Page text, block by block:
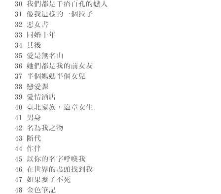
30 我們都是千瘡百孔的戀人
31 像我這樣的一個拉子
32 惡女書
33 同婚十年
34 其後
35 愛是無名山
36 她們都是我的前女友
37 半個媽媽半個女兒
38 戀愛課
39 愛情酒店
40 臺北家族，違章女生
41 男身
42 名為我之物
43 斷代
44 作伴
45 以你的名字呼喚我
46 在世界的盡頭找到我
47 如果麥子不死
48 金色筆記